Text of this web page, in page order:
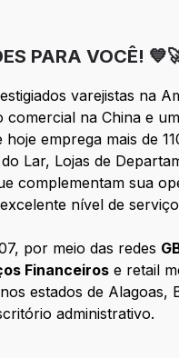
PARA VOCÊ!
varejistas na
comercial na China e
emprega mais de
Lar, Lojas de
complementam sua
nível de
por meio das redes
Financeiros e retail
estados de Alagoas,
administrativo.